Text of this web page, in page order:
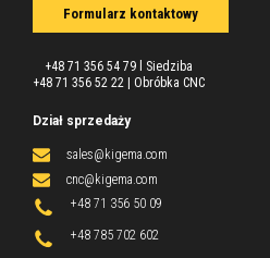
Formularz kontaktowy
+48 71 356 54 79 l Siedziba
+48 71 356 52 22 | Obróbka CNC
Dział sprzedaży
sales@kigema.com
cnc@kigema.com
+48 71 356 50 09
+48 785 702 602